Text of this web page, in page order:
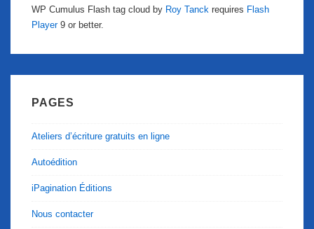
WP Cumulus Flash tag cloud by Roy Tanck requires Flash
Player9 or better.
PAGES
Ateliers d’écriture gratuits en ligne
Autoédition
iPagination Éditions
Nous contacter